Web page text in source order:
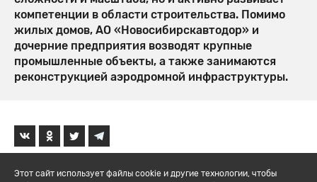
компетенции в области строительства. Помимо
жилых домов, АО «Новосибирскавтодор» и
дочерние предприятия возводят крупные
промышленные объекты, а также занимаются
реконструкцией аэродромной инфраструктуры.
Этот сайт использует файлы cookie и другие технологии, чтобы